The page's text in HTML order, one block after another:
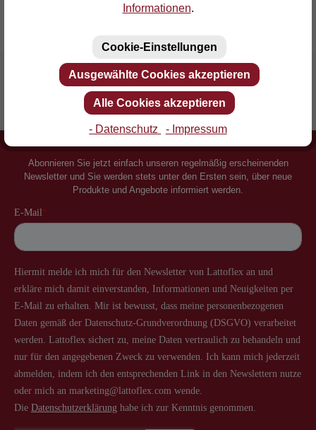
Erfinder des Lattenrostes Mehr als 60 Jahre Erfahrung
Abonnieren Sie jetzt einfach unseren regelmäßig erscheinenden
Newsletter und Sie werden stets unter den Ersten sein, über neue
Produkte und Angebote informiert werden.
Informationen.
Cookie-Einstellungen
Ausgewählte Cookies akzeptieren
Alle Cookies akzeptieren
- Datenschutz - Impressum